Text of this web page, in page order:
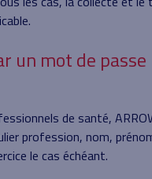
un mot de passe
de santé,
profession, nom,
le cas échéant.